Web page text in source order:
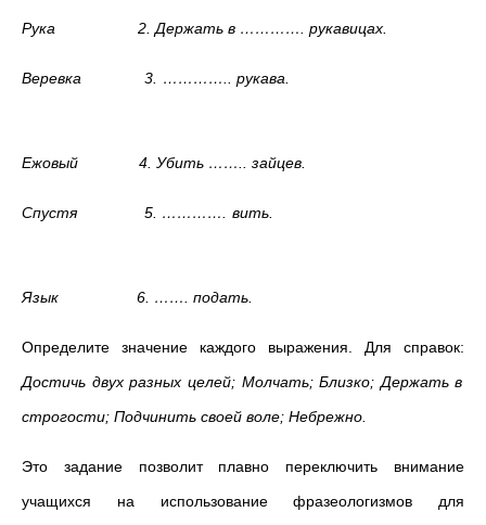
Рука 2. Держать в …………. рукавицах.
Веревка 3. ………….. рукава.
Ежовый 4. Убить …….. зайцев.
Спустя 5. …………. вить.
Язык 6. ……. подать.
Определите значение каждого выражения. Для справок:
Достичь двух разных целей; Молчать; Близко; Держать в
строгости; Подчинить своей воле; Небрежно.
Это задание позволит плавно переключить внимание
учащихся на использование фразеологизмов для